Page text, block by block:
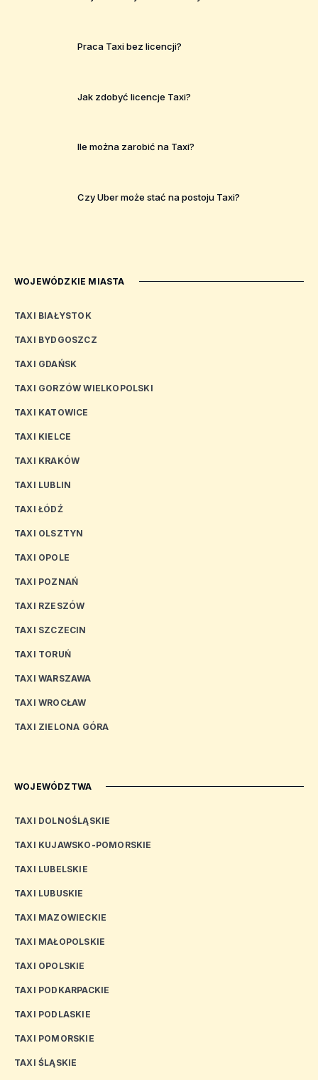
Praca Taxi bez licencji?
Jak zdobyć licencje Taxi?
Ile można zarobić na Taxi?
Czy Uber może stać na postoju Taxi?
WOJEWÓDZKIE MIASTA
TAXI BIAŁYSTOK
TAXI BYDGOSZCZ
TAXI GDAŃSK
TAXI GORZÓW WIELKOPOLSKI
TAXI KATOWICE
TAXI KIELCE
TAXI KRAKÓW
TAXI LUBLIN
TAXI ŁÓDŹ
TAXI OLSZTYN
TAXI OPOLE
TAXI POZNAŃ
TAXI RZESZÓW
TAXI SZCZECIN
TAXI TORUŃ
TAXI WARSZAWA
TAXI WROCŁAW
TAXI ZIELONA GÓRA
WOJEWÓDZTWA
TAXI DOLNOŚLĄSKIE
TAXI KUJAWSKO-POMORSKIE
TAXI LUBELSKIE
TAXI LUBUSKIE
TAXI MAZOWIECKIE
TAXI MAŁOPOLSKIE
TAXI OPOLSKIE
TAXI PODKARPACKIE
TAXI PODLASKIE
TAXI POMORSKIE
TAXI ŚLĄSKIE